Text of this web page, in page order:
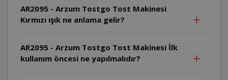
AR2095 - Arzum Tostgo Tost Makinesi
Kırmızı ışık ne anlama gelir?
AR2095 - Arzum Tostgo Tost Makinesi İlk
kullanım öncesi ne yapılmalıdır?